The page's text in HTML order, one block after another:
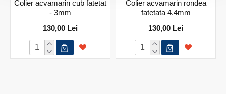
Colier acvamarin cub fatetat
- 3mm
130,00 Lei
Colier acvamarin rondea
fatetata 4.4mm
130,00 Lei